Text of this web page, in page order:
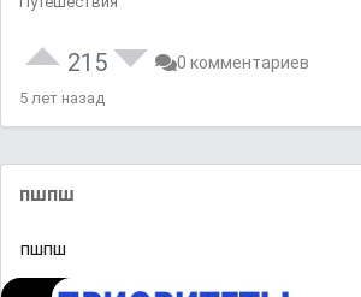
215 0 комментариев
5 лет назад
пшпш
пшпш